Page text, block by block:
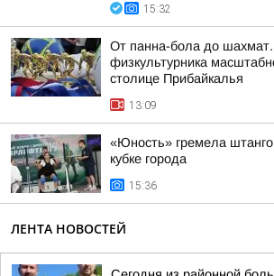
15:32
От панна-бола до
физкультурника
столице Прибайкалья
13:09
«Юность» гремела
кубке города
15:36
ЛЕНТА НОВОСТЕЙ